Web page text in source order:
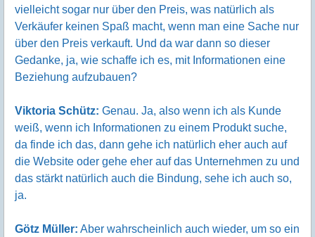
vielleicht sogar nur über den Preis, was natürlich als
Verkäufer keinen Spaß macht, wenn man eine Sache nur
über den Preis verkauft. Und da war dann so dieser
Gedanke, ja, wie schaffe ich es, mit Informationen eine
Beziehung aufzubauen?
Viktoria Schütz: Genau. Ja, also wenn ich als Kunde
weiß, wenn ich Informationen zu einem Produkt suche,
da finde ich das, dann gehe ich natürlich eher auch auf
die Website oder gehe eher auf das Unternehmen zu und
das stärkt natürlich auch die Bindung, sehe ich auch so,
ja.
Götz Müller: Aber wahrscheinlich auch wieder, um so ein